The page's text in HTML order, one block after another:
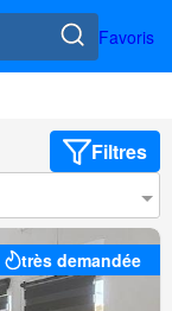
Favoris
Filtres
très demandée